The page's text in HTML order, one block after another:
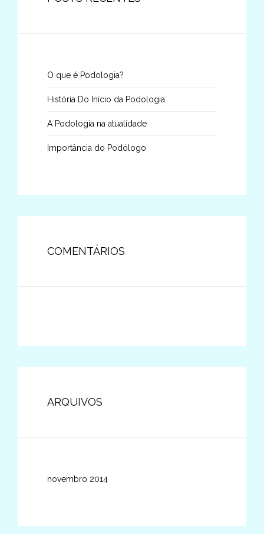
O que é Podologia?
História Do Início da Podologia
A Podologia na atualidade
Importância do Podólogo
COMENTÁRIOS
ARQUIVOS
novembro 2014